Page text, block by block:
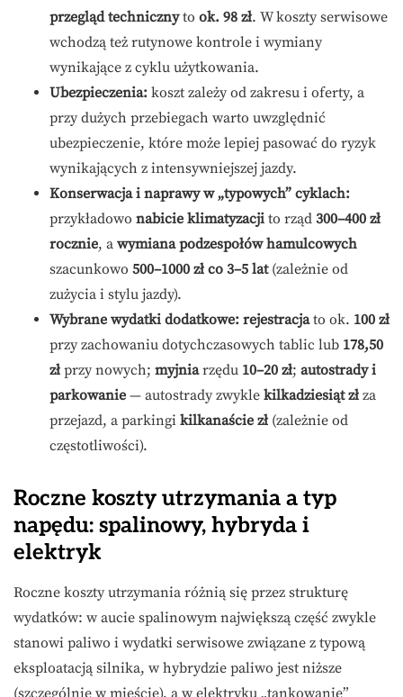
przegląd technicznyto ok. 98 zł. W koszty serwisowe
wchodzą też rutynowe kontrole i wymiany
wynikające z cyklu użytkowania.
Ubezpieczenia: koszt zależy od zakresu i oferty, a
przy dużych przebiegach warto uwzględnić
ubezpieczenie, które może lepiej pasować do ryzyk
wynikających z intensywniejszej jazdy.
Konserwacja i naprawy w „typowych” cyklach:
przykładowo nabicie klimatyzacji to rząd 300–400 zł
rocznie, a wymiana podzespołów hamulcowych
szacunkowo 500–1000 zł co 3–5 lat(zależnie od
zużycia i stylu jazdy).
Wybrane wydatki dodatkowe: rejestracjato ok. 100 zł
przy zachowaniu dotychczasowych tablic lub 178,50
zł przy nowych; myjniarzędu 10–20 zł; autostrady i
parkowanie — autostrady zwykle kilkadziesiąt zł za
przejazd, a parkingi kilkanaście zł (zależnie od
częstotliwości).
Roczne koszty utrzymania a typ
napędu: spalinowy, hybryda i
elektryk
Roczne koszty utrzymania różnią się przez strukturę
wydatków: w aucie spalinowym największą część zwykle
stanowi paliwo i wydatki serwisowe związane z typową
eksploatacją silnika, w hybrydzie paliwo jest niższe
(szczególnie w mieście), a w elektryku „tankowanie”